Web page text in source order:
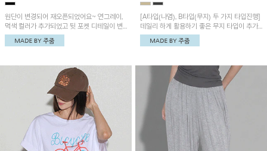
원단이 변경되어 재오픈되었어요~ 연그레이,
먹색 컬러가 추가되었고 뒷 포켓 디테일이 변
경되었습니다~가볍고 시원하게 착용되는 배
기통팬츠! 허리밴딩과 여유로운 통으로 편안해
[A타입(나염), B타입(무지) 두 가지 타입진행]
데일리 하게 활용하기 좋은 무지 타입이 추가
되었어요~ 볼륨감 있는 항아리핏 실루엣이 유
니크하며 포켓디테일이 POINT!